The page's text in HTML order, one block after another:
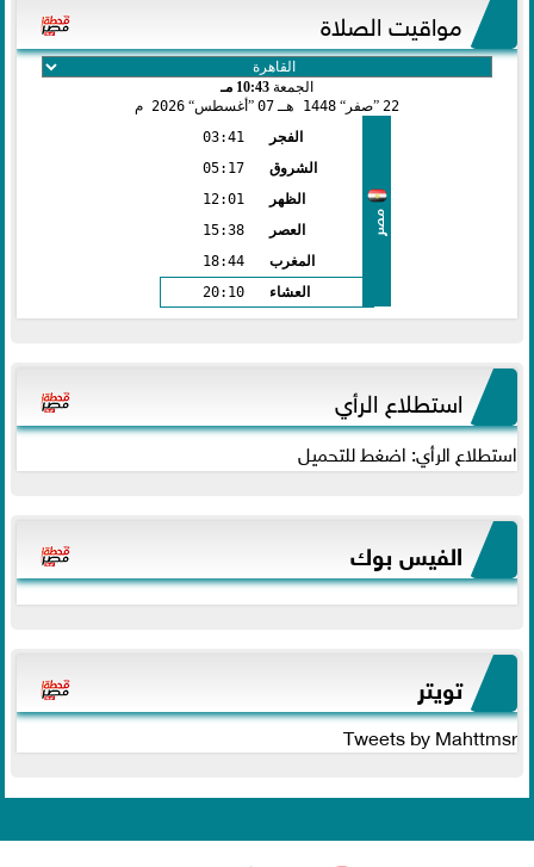
مواقيت الصلاة
الجمعة 10:43 مـ
22 صفر 1448 هـ 07 أغسطس 2026 م
مصر
الفجر
03:41
الشروق
05:17
الظهر
12:01
العصر
15:38
المغرب
18:44
العشاء
20:10
استطلاع الرأي
استطلاع الرأي: اضغط للتحميل
الفيس بوك
تويتر
Tweets by Mahttmsr